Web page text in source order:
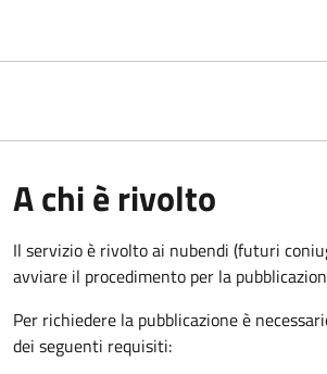
A chi è rivolto
Il servizio è rivolto ai nubendi (futuri
avviare il procedimento per la
Per richiedere la pubblicazione è
dei seguenti requisiti: